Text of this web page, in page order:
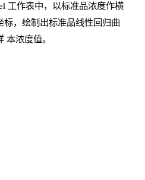
工作表中，以标准品浓度作横
标，绘制出标准品线性回归曲
本浓度值。